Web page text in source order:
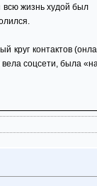
всю жизнь худой был
контактов
соцсети, была